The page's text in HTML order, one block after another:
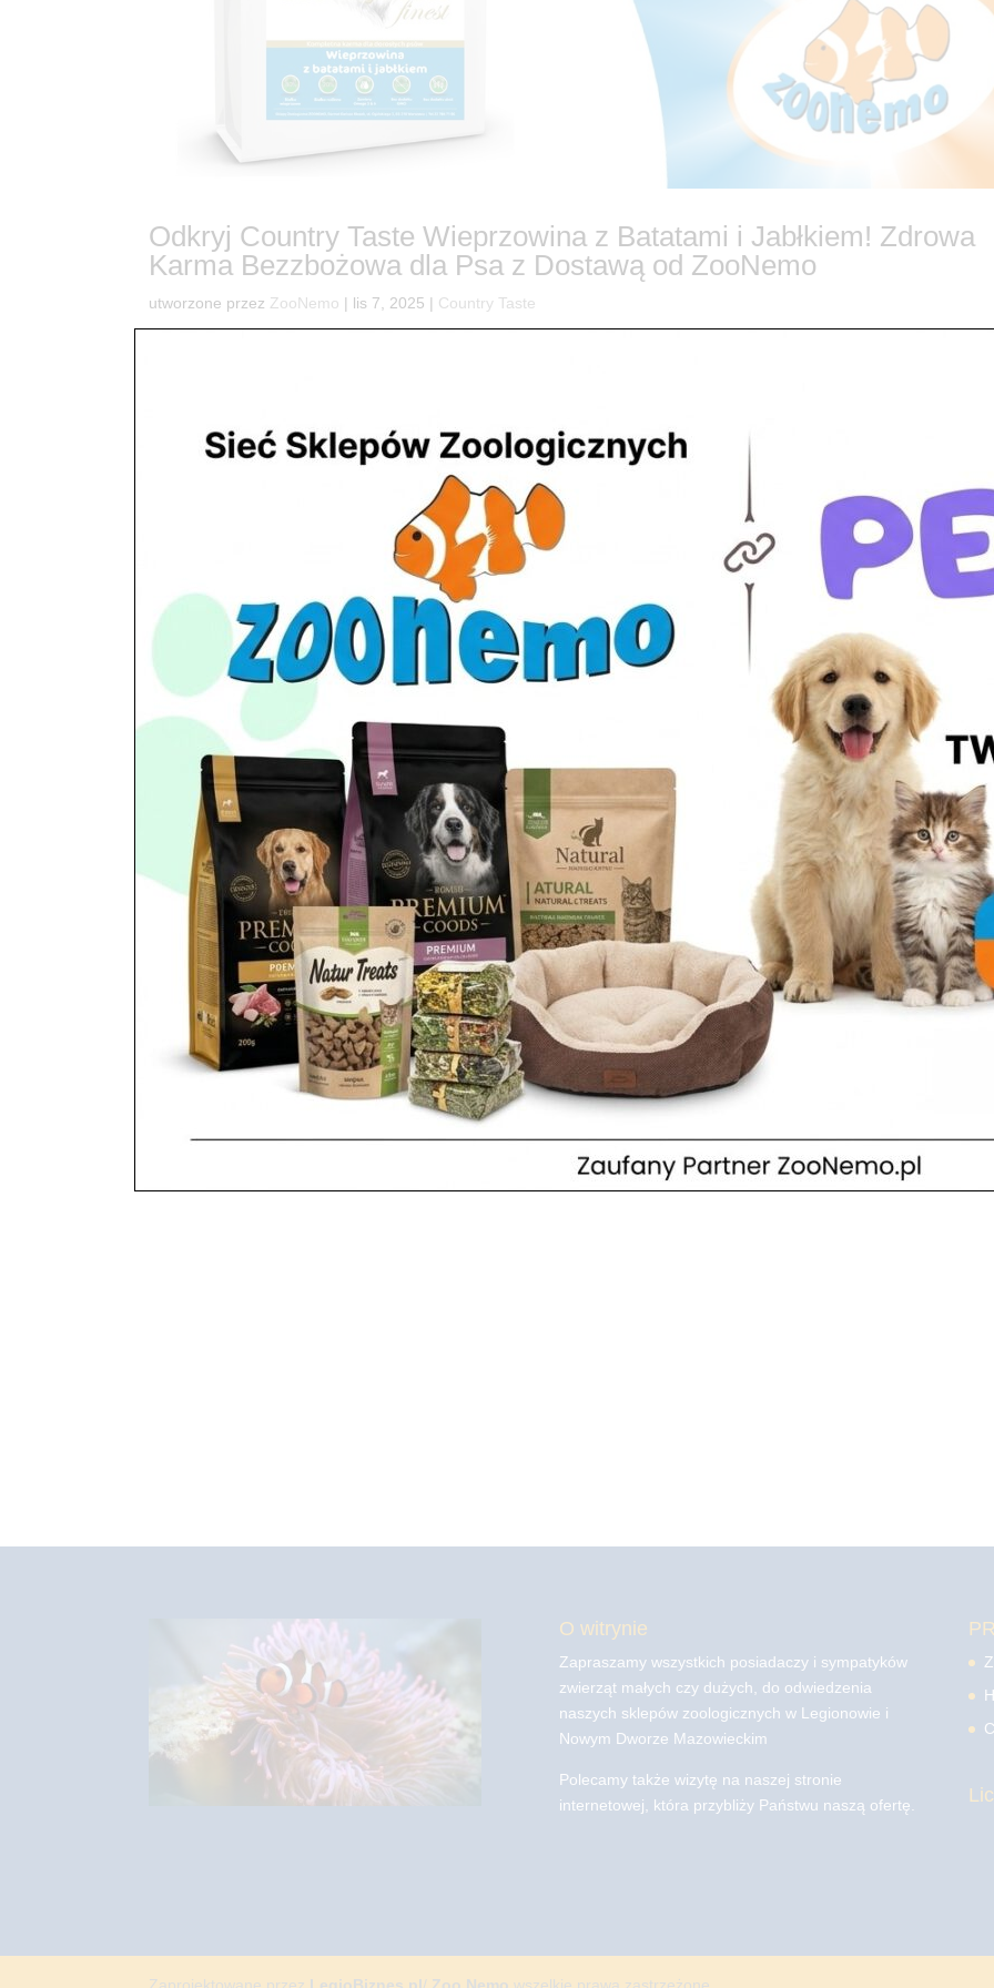
Odkryj Country Taste Wieprzowina z Batatami i Jabłkiem! Zdrowa
Karma Bezzbożowa dla Psa z Dostawą od ZooNemo
utworzone przez ZooNemo | lis 7, 2025 | Country Taste
O witrynie
Zapraszamy wszystkich posiadaczy i sympatyków
zwierząt małych czy dużych, do odwiedzenia
naszych sklepów zoologicznych w Legionowie i
Nowym Dworze Mazowieckim
Polecamy także wizytę na naszej stronie
internetowej, która przybliży Państwu naszą ofertę.